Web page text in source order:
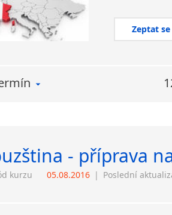
Zeptat
- příprava
kurzu 05.08.2016 | Poslední